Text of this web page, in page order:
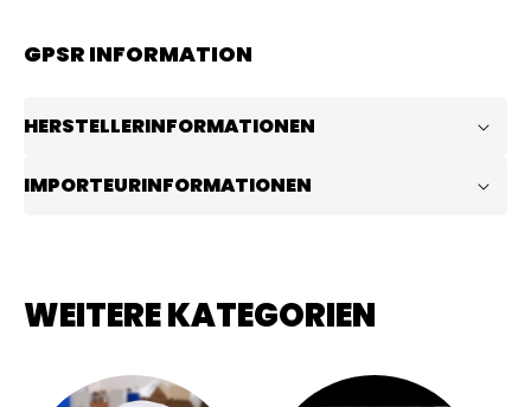
GPSR INFORMATION
HERSTELLERINFORMATIONEN
IMPORTEURINFORMATIONEN
WEITERE KATEGORIEN